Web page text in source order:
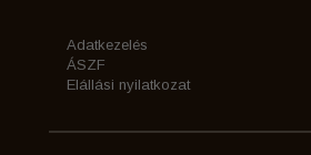
Adatkezelés
ÁSZF
Elállási nyilatkozat